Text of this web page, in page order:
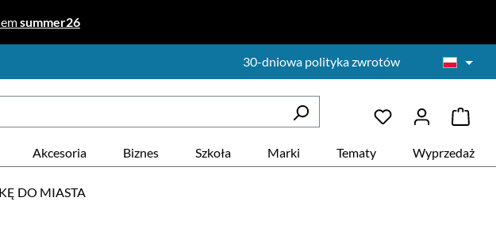
summer26
30-dniowa polityka zwrotów
Akcesoria Biznes Szkoła Marki Tematy Wyprzedaż
DO MIASTA